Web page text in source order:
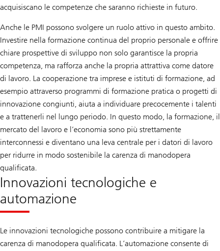
acquisiscano le competenze che saranno richieste in futuro.
Anche le PMI possono svolgere un ruolo attivo in questo ambito.
Investire nella formazione continua del proprio personale e offrire
chiare prospettive di sviluppo non solo garantisce la propria
competenza, ma rafforza anche la propria attrattiva come datore
di lavoro. La cooperazione tra imprese e istituti di formazione, ad
esempio attraverso programmi di formazione pratica o progetti di
innovazione congiunti, aiuta a individuare precocemente i talenti
e a trattenerli nel lungo periodo. In questo modo, la formazione, il
mercato del lavoro e l’economia sono più strettamente
interconnessi e diventano una leva centrale per i datori di lavoro
per ridurre in modo sostenibile la carenza di manodopera
qualificata.
Innovazioni tecnologiche e
automazione
Le innovazioni tecnologiche possono contribuire a mitigare la
carenza di manodopera qualificata. L’automazione consente di